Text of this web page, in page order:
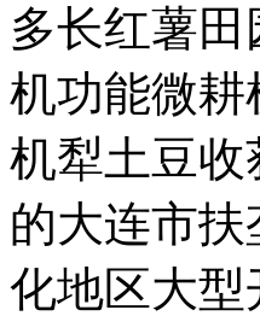
多长红薯
机功能微
机犁土豆
的大连市
化地区大